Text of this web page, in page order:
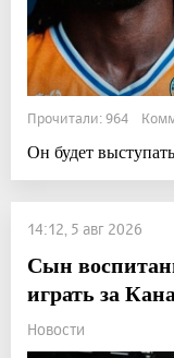
Прочитали: 964
Он будет
14:12, 5 авг 2026
Сын
играть за
Новости